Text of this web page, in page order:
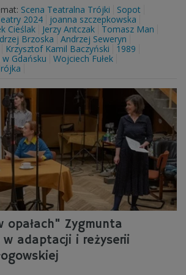
Scena Teatralna Trójki
Sopot
2024
joanna szczepkowska
Cieślak Jerzy Antczak
Tomasz Man
Brzoska
Andrzej Seweryn
Krzysztof Kamil Baczyński
1989
Gdańsku
Wojciech Fułek
opałach" Zygmunta
w adaptacji i reżyserii